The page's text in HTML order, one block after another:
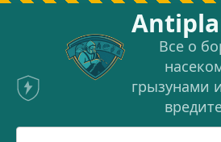
Перейти
Все о
грызунами
Поиск: